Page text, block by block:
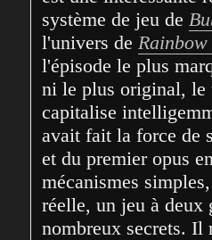
système de jeu de
l'univers de
l'épisode le plus
ni le plus original, le
capitalise
avait fait la force de
et du premier opus
mécanismes
réelle, un jeu à deux
nombreux secrets. Il